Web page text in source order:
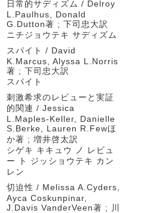
日常的サディズム / Delroy
L.Paulhus, Donald
G.Dutton著 ; 下司忠大訳
ニチジョウテキ サディズム
スパイト / David
K.Marcus, Alyssa L.Norris
著 ; 下司忠大訳
スパイト
刺激希求のレビューと実証
的関連 / Jessica
L.Maples-Keller, Danielle
S.Berke, Lauren R.Fewほ
か著 ; 増井啓太訳
シゲキ キキュウ ノ レビュ
ー ト ジッショウテキ カン
レン
切迫性 / Melissa A.Cyders,
Ayca Coskunpinar,
J.Davis VanderVeen著 ; 川